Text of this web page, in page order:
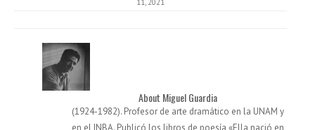
11, 2021
About Miguel Guardia
(1924-1982). Profesor de arte dramático en la UNAM y